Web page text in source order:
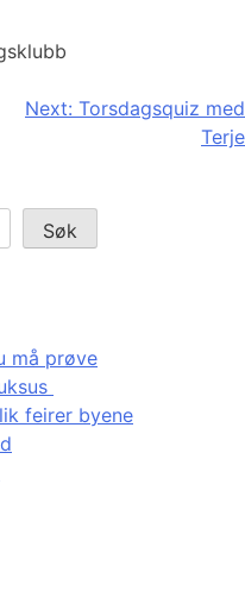
Next: Torsdagsquiz med
Terje
Søk
må prøve
feirer byene